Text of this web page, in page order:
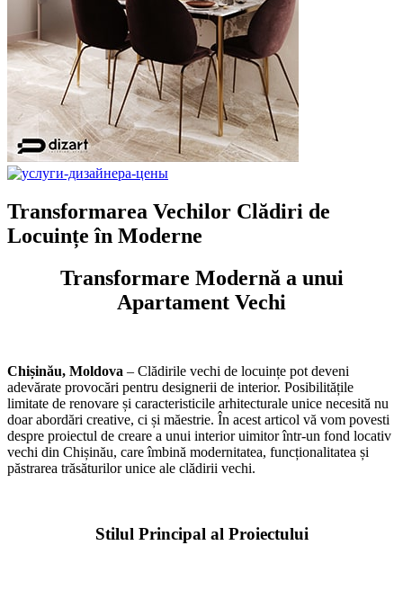
Transformarea Vechilor Clădiri de
Locuințe în Moderne
Transformare Modernă a unui
Apartament Vechi
Chișinău, Moldova – Clădirile vechi de locuințe pot deveni
adevărate provocări pentru designerii de interior. Posibilitățile
limitate de renovare și caracteristicile arhitecturale unice necesită nu
doar abordări creative, ci și măestrie. În acest articol vă vom povesti
despre proiectul de creare a unui interior uimitor într-un fond locativ
vechi din Chișinău, care îmbină modernitatea, funcționalitatea și
păstrarea trăsăturilor unice ale clădirii vechi.
Stilul Principal al Proiectului